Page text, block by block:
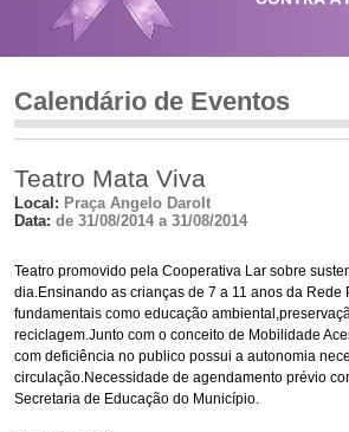
Calendário de Eventos
Teatro Mata Viva
Local: Praça Angelo Darolt
Data: de 31/08/2014 a 31/08/2014
Teatro promovido pela Cooperativa Lar sobre
dia.Ensinando as crianças de 7 a 11 anos da Rede
fundamentais como educação
reciclagem.Junto com o conceito de Mobilidade
com deficiência no publico possui a autonomia
circulação.Necessidade de agendamento prévio
Secretaria de Educação do Município.